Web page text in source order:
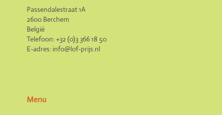
Passendalestraat 1A
2600 Berchem
België
Telefoon: +32 (0)3 366 18 50
E-adres: info@lof-prijs.nl
Menu